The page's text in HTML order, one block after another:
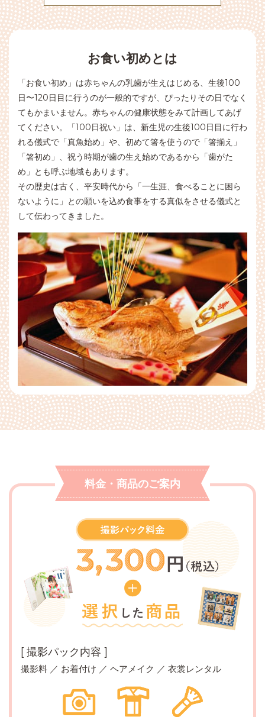
お食い初めとは
「お食い初め」は赤ちゃんの乳歯が生えはじめる、生後100
日〜120日目に行うのが一般的ですが、ぴったりその日でなく
てもかまいません。赤ちゃんの健康状態をみて計画してあげ
てください。「100日祝い」は、新生児の生後100日目に行わ
れる儀式で「真魚始め」や、初めて箸を使うので「箸揃え」
「箸初め」、祝う時期が歯の生え始めであるから「歯がた
め」とも呼ぶ地域もあります。
その歴史は古く、平安時代から「一生涯、食べることに困ら
ないように」との願いを込め食事をする真似をさせる儀式と
して伝わってきました。
料金・商品のご案内
[ 撮影パック内容 ]
撮影料 ／ お着付け ／ ヘアメイク ／ 衣裳レンタル